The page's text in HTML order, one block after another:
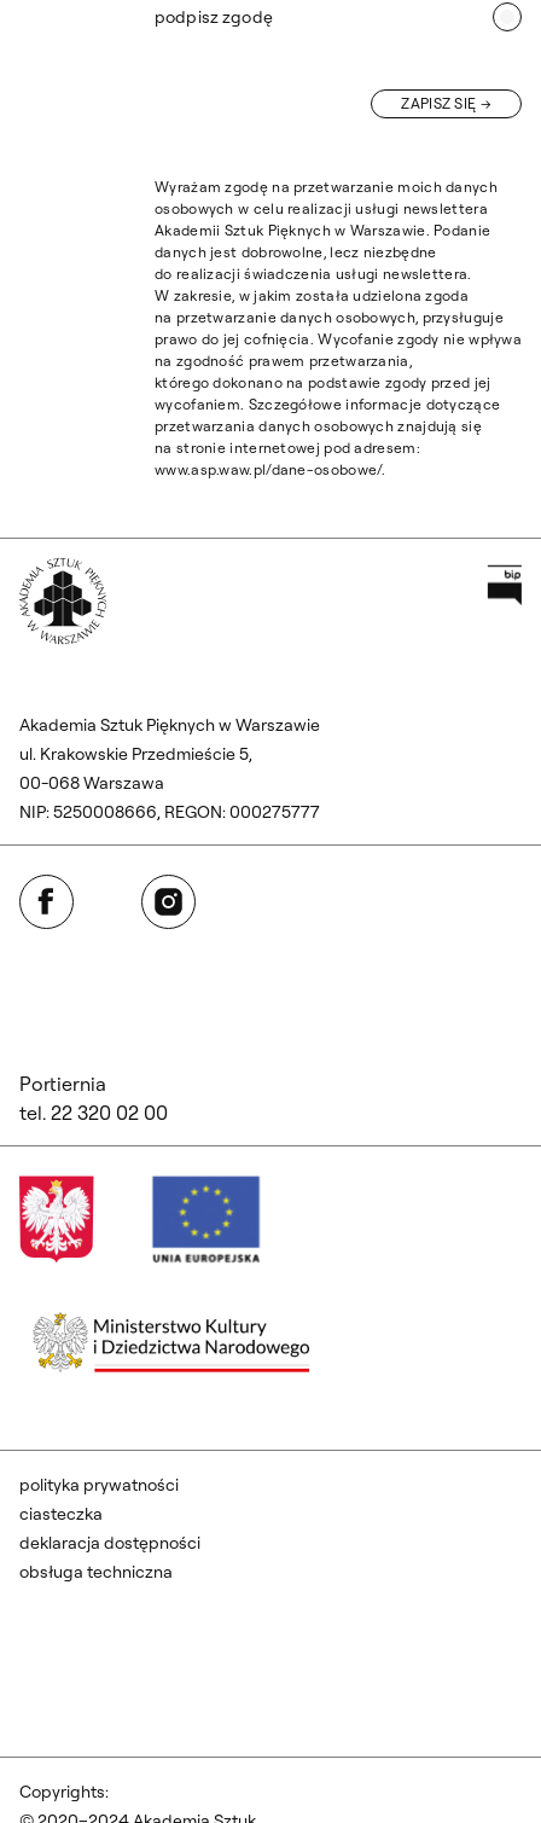
podpisz zgodę
ZAPISZ SIĘ
Wyrażam zgodę na przetwarzanie moich danych
osobowych w celu realizacji usługi newslettera
Akademii Sztuk Pięknych w Warszawie. Podanie
danych jest dobrowolne, lecz niezbędne
do realizacji świadczenia usługi newslettera.
W zakresie, w jakim została udzielona zgoda
na przetwarzanie danych osobowych, przysługuje
prawo do jej cofnięcia. Wycofanie zgody nie wpływa
na zgodność prawem przetwarzania,
którego dokonano na podstawie zgody przed jej
wycofaniem. Szczegółowe informacje dotyczące
przetwarzania danych osobowych znajdują się
na stronie internetowej pod adresem:
www.asp.waw.pl/dane-osobowe/.
Akademia Sztuk Pięknych w Warszawie
ul. Krakowskie Przedmieście 5,
00-068 Warszawa
NIP: 5250008666, REGON: 000275777
Facebook Instagram
Portiernia
tel. 22 320 02 00
Copyrights:
polityka prywatności
ciasteczka
deklaracja dostępności
obsługa techniczna